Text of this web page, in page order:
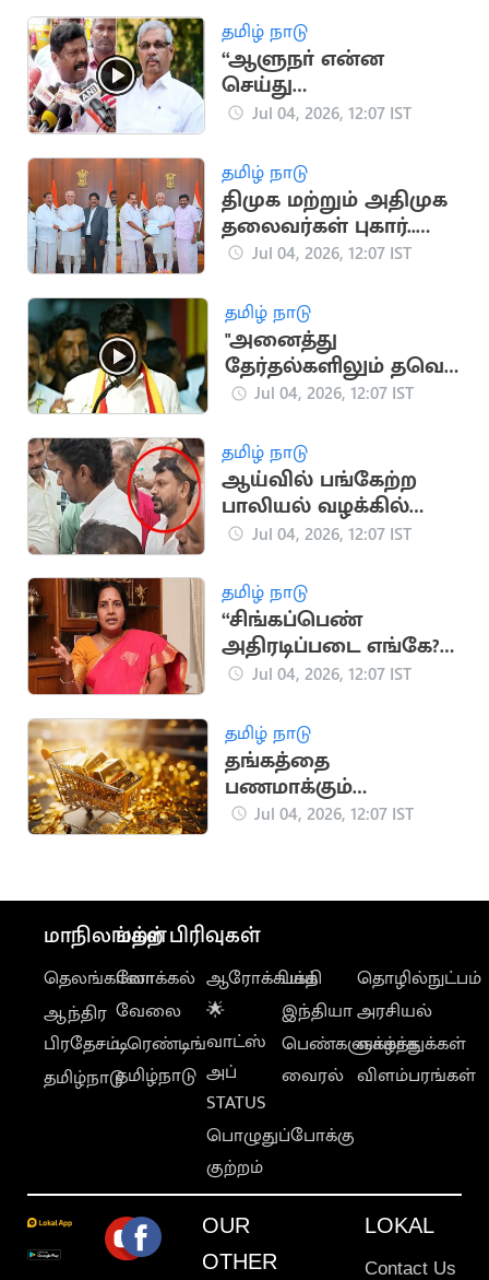
பெருமிதம்
தமிழ் நாடு
“ஆளுநா் என்ன
செய்து
கொண்டிருக்கிறார்?”..
இன்பதுரை ஆவேசம்
Jul 04, 2026, 12:07 IST
தமிழ் நாடு
திமுக மற்றும் அதிமுக
தலைவர்கள் புகார்..
ஆளுநர் மாளிகை
Jul 04, 2026, 12:07 IST
தமிழ் நாடு
"அனைத்து
தேர்தல்களிலும் தவெக
வெல்லும்"..
Jul 04, 2026, 12:07 IST
தமிழ் நாடு
ஆய்வில் பங்கேற்ற
பாலியல் வழக்கில்
கைதான தவெக
Jul 04, 2026, 12:07 IST
தமிழ் நாடு
“சிங்கப்பெண்
அதிரடிப்படை எங்கே?
என்று மக்கள்
வானதி சீனிவாசன்
Jul 04, 2026, 12:07 IST
தமிழ் நாடு
தங்கத்தை
பணமாக்கும்
திட்டத்தை புதுப்பிக்கும்
Jul 04, 2026, 12:07 IST
மாநிலங்கள்
தெலங்கானா
ஆந்திர
பிரதேசம்
தமிழ்நாடு
மற்ற பிரிவுகள்
லோக்கல்
வேலை
டிரெண்டிங்
தமிழ்நாடு
ஆரோக்கியம்
🌟
வாட்ஸ்
அப்
STATUS
பொழுதுப்போக்கு
குற்றம்
பக்தி
இந்தியா
பெண்களுக்காக
வைரல்
தொழில்நுட்பம்
அரசியல்
வாழ்த்துக்கள்
விளம்பரங்கள்
OUR
OTHER
LOKAL
Contact Us